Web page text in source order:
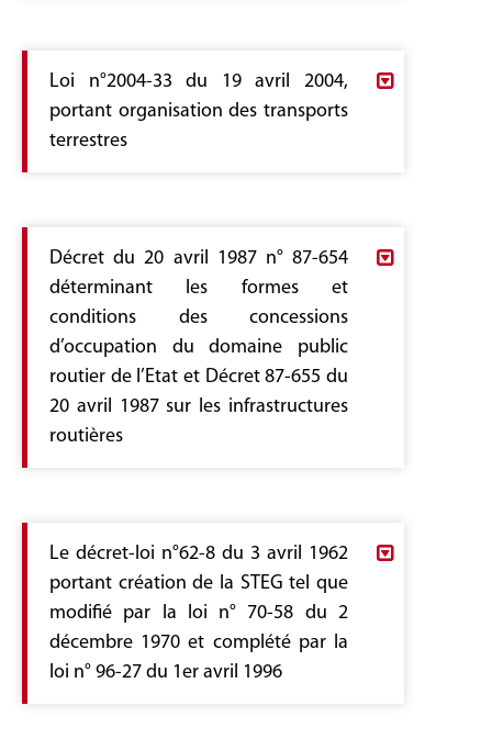
Loi n°2004-33 du 19 avril 2004,
portant organisation des transports
terrestres
Décret du 20 avril 1987 n° 87-654
déterminant les formes et
conditions des concessions
d’occupation du domaine public
routier de l’Etat et Décret 87-655 du
20 avril 1987 sur les infrastructures
routières
Le décret-loi n°62-8 du 3 avril 1962
portant création de la STEG tel que
modifié par la loi n° 70-58 du 2
décembre 1970 et complété par la
loi n° 96-27 du 1er avril 1996